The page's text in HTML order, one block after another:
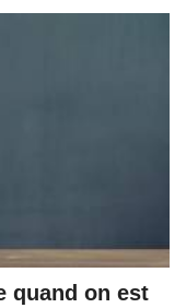
quand on est